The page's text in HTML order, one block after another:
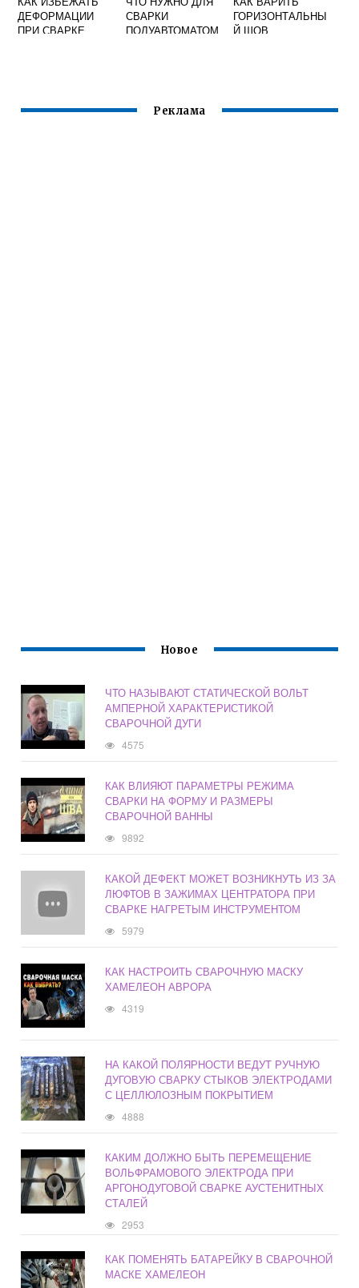
ДЕФОРМАЦИИ
ПРИ СВАРКЕ
СВАРКИ
ПОЛУАВТОМАТОМ
ГОРИЗОНТАЛЬНЫ
Й ШОВ
Реклама
Новое
ЧТО НАЗЫВАЮТ СТАТИЧЕСКОЙ ВОЛЬТ
АМПЕРНОЙ ХАРАКТЕРИСТИКОЙ
СВАРОЧНОЙ ДУГИ
4575
КАК ВЛИЯЮТ ПАРАМЕТРЫ РЕЖИМА
СВАРКИ НА ФОРМУ И РАЗМЕРЫ
СВАРОЧНОЙ ВАННЫ
9892
КАКОЙ ДЕФЕКТ МОЖЕТ ВОЗНИКНУТЬ ИЗ ЗА
ЛЮФТОВ В ЗАЖИМАХ ЦЕНТРАТОРА ПРИ
СВАРКЕ НАГРЕТЫМ ИНСТРУМЕНТОМ
5979
КАК НАСТРОИТЬ СВАРОЧНУЮ МАСКУ
ХАМЕЛЕОН АВРОРА
4319
НА КАКОЙ ПОЛЯРНОСТИ ВЕДУТ РУЧНУЮ
ДУГОВУЮ СВАРКУ СТЫКОВ ЭЛЕКТРОДАМИ
С ЦЕЛЛЮЛОЗНЫМ ПОКРЫТИЕМ
4888
КАКИМ ДОЛЖНО БЫТЬ ПЕРЕМЕЩЕНИЕ
ВОЛЬФРАМОВОГО ЭЛЕКТРОДА ПРИ
АРГОНОДУГОВОЙ СВАРКЕ АУСТЕНИТНЫХ
СТАЛЕЙ
2953
КАК ПОМЕНЯТЬ БАТАРЕЙКУ В СВАРОЧНОЙ
МАСКЕ ХАМЕЛЕОН